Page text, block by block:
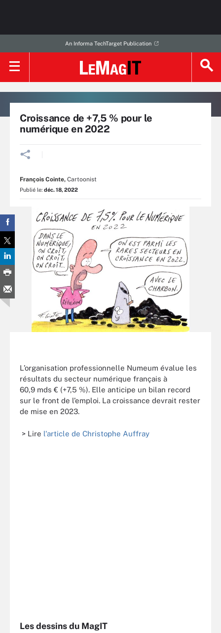
An Informa TechTarget Publication
Croissance de +7,5 % pour le
numérique en 2022
François Cointe, Cartoonist
Publié le: déc. 18, 2022
L’organisation professionnelle Numeum évalue les
résultats du secteur numérique français à
60,9 mds € (+7,5 %). Elle anticipe un bilan record
sur le front de l’emploi. La croissance devrait rester
de mise en 2023.
> Lire l'article de Christophe Auffray
Les dessins du MagIT